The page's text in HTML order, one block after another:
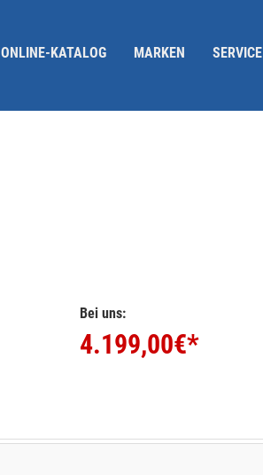
ONLINE-KATALOG MARKEN SERVICE
Bei uns:
4.199,00€*